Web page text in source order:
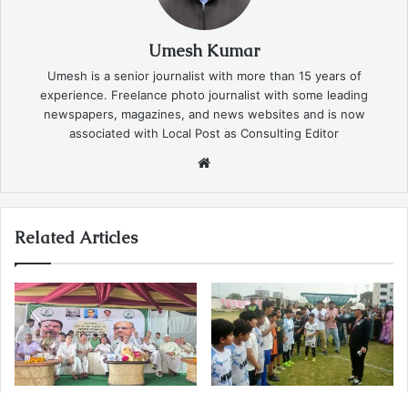
Umesh Kumar
Umesh is a senior journalist with more than 15 years of
experience. Freelance photo journalist with some leading
newspapers, magazines, and news websites and is now
associated with Local Post as Consulting Editor
Related Articles